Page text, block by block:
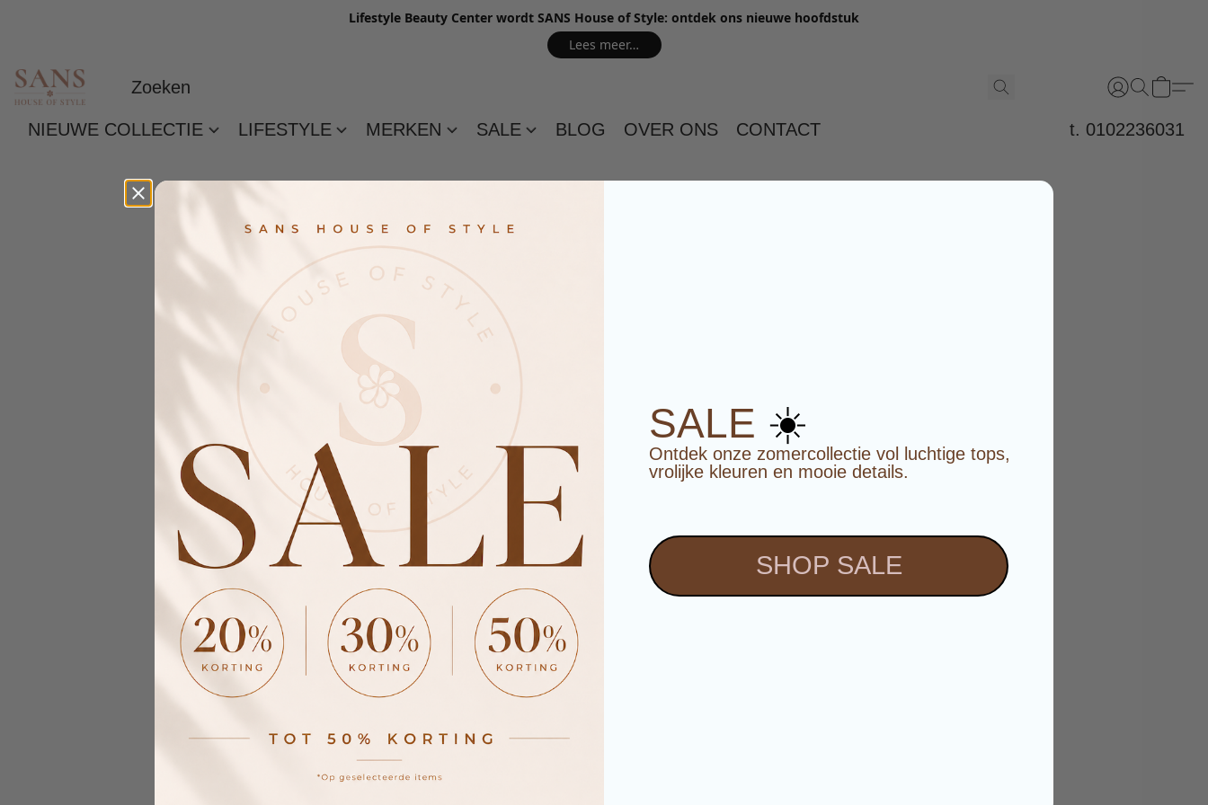
Lifestyle Beauty Center wordt SANS House of Style: ontdek ons nieuwe hoofdstuk
Lees meer…
NIEUWE COLLECTIE LIFESTYLE MERKEN SALE BLOG OVER ONS CONTACT t. 0102236031
SALE ☀️
Ontdek onze zomercollectie vol luchtige tops,
vrolijke kleuren en mooie details.
SHOP SALE